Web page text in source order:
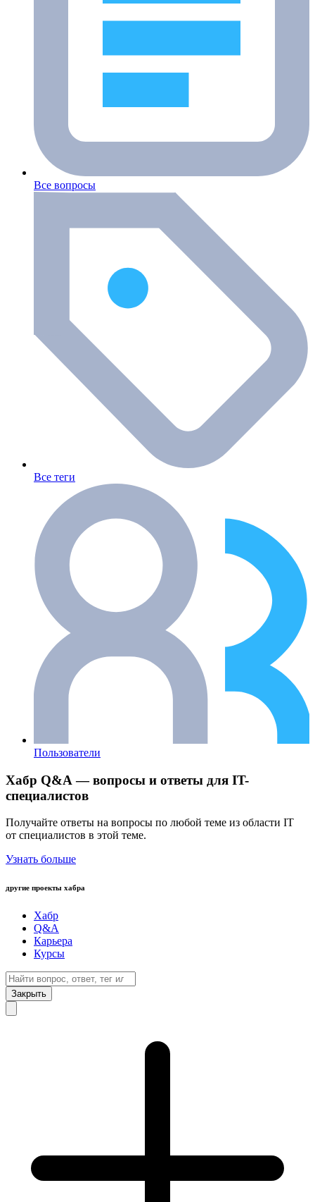
Все вопросы
Все теги
Пользователи
Хабр Q&A — вопросы и ответы для IT-
специалистов
Получайте ответы на вопросы по любой теме из области IT
от специалистов в этой теме.
Узнать больше
другие проекты хабра
Хабр
Q&A
Карьера
Курсы
Закрыть